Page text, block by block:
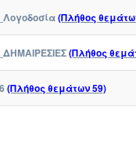
(Πλήθος
(Πλήθος
(Πλήθος θεμάτων 59)